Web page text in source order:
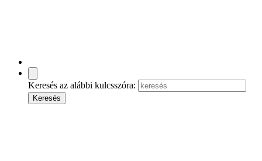
Keresés az alábbi kulcsszóra: